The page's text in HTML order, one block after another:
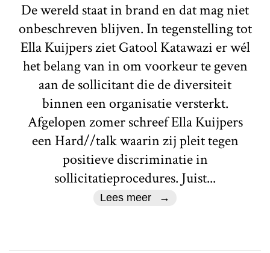
De wereld staat in brand en dat mag niet
onbeschreven blijven. In tegenstelling tot
Ella Kuijpers ziet Gatool Katawazi er wél
het belang van in om voorkeur te geven
aan de sollicitant die de diversiteit
binnen een organisatie versterkt.
Afgelopen zomer schreef Ella Kuijpers
een Hard//talk waarin zij pleit tegen
positieve discriminatie in
sollicitatieprocedures. Juist...
Lees meer